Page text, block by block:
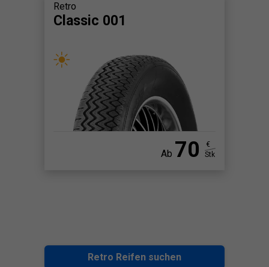
Retro
Classic 001
Ab 70
€
Stk
Retro Reifen suchen